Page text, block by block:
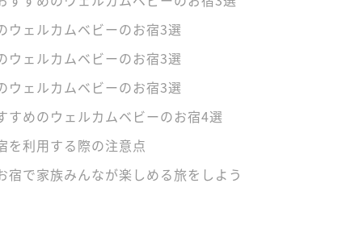
ウェルカムベビーのお宿3選
ウェルカムベビーのお宿3選
ウェルカムベビーのお宿3選
すめのウェルカムベビーのお宿4選
を利用する際の注意点
宿で家族みんなが楽しめる旅をしよう